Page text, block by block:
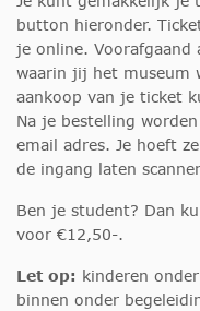
button hieronder.
je online. Voorafgaand
waarin jij het museum
aankoop van je ticket
Na je bestelling
email adres. Je hoeft
de ingang laten
Ben je student? Dan
voor €12,50-.
Let op: kinderen
binnen onder